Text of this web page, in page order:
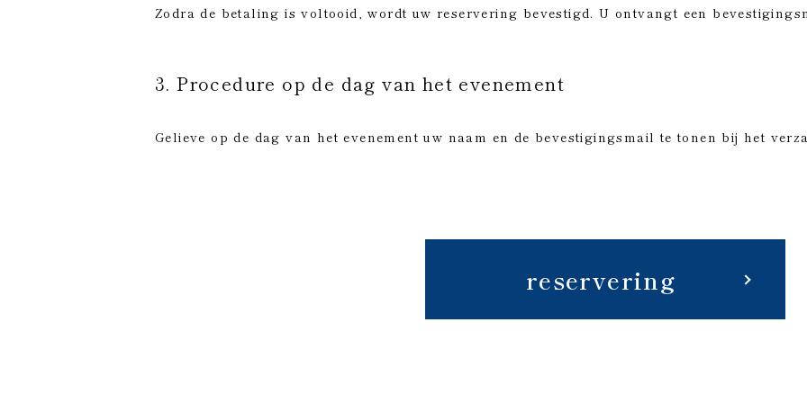
Zodra de betaling is voltooid, wordt uw reservering bevestigd. U ontvangt een
3. Procedure op de dag van het evenement
Gelieve op de dag van het evenement uw naam en de bevestigingsmail te tonen bij het
reservering